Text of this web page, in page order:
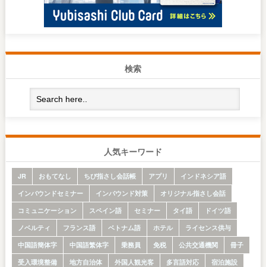
検索
人気キーワード
JR おもてなし ちび指さし会話帳 アプリ
インドネシア語
インバウンドセミナー
インバウンド対策
オリジナル指さし会話
コミュニケーション
スペイン語 セミナー タイ語
ドイツ語
ノベルティ
フランス語 ベトナム語 ホテル
ライセンス供与
中国語簡体字
中国語繁体字 乗務員 免税 公共交通機関
冊子
受入環境整備
地方自治体 外国人観光客 多言語対応
宿泊施設